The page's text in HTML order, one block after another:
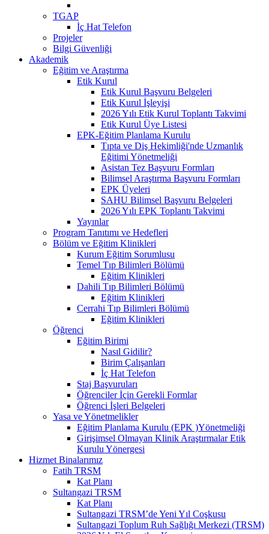
TGAP
İç Hat Telefon
Projeler
Bilgi Güvenliği
Akademik
Eğitim ve Araştırma
Etik Kurul
Etik Kurul Başvuru Belgeleri
Etik Kurul İşleyişi
2026 Yılı Etik Kurul Toplantı Takvimi
Etik Kurul Üye Listesi
EPK-Eğitim Planlama Kurulu
Tıpta ve Diş Hekimliği'nde Uzmanlık
Eğitimi Yönetmeliği
Asistan Tez Başvuru Formları
Bilimsel Araştırma Başvuru Formları
EPK Üyeleri
SAHU Bilimsel Başvuru Belgeleri
2026 Yılı EPK Toplantı Takvimi
Yayınlar
Program Tanıtımı ve Hedefleri
Bölüm ve Eğitim Klinikleri
Kurum Eğitim Sorumlusu
Temel Tıp Bilimleri Bölümü
Eğitim Klinikleri
Dahili Tıp Bilimleri Bölümü
Eğitim Klinikleri
Cerrahi Tıp Bilimleri Bölümü
Eğitim Klinikleri
Öğrenci
Eğitim Birimi
Nasıl Gidilir?
Birim Çalışanları
İç Hat Telefon
Staj Başvuruları
Öğrenciler İçin Gerekli Formlar
Öğrenci İşleri Belgeleri
Yasa ve Yönetmelikler
Eğitim Planlama Kurulu (EPK )Yönetmeliği
Girişimsel Olmayan Klinik Araştırmalar Etik
Kurulu Yönergesi
Hizmet Binalarımız
Fatih TRSM
Kat Planı
Sultangazi TRSM
Kat Planı
Sultangazi TRSM’de Yeni Yıl Coşkusu
Sultangazi Toplum Ruh Sağlığı Merkezi (TRSM)